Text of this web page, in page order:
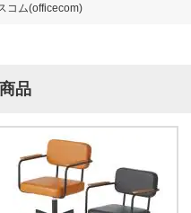
コム(officecom)
品